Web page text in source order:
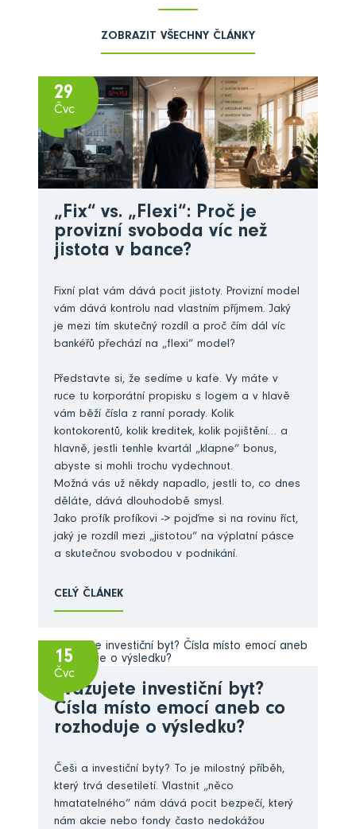
ZOBRAZIT VŠECHNY ČLÁNKY
29
Čvc
„Fix“ vs. „Flexi“: Proč je
provizní svoboda víc než
jistota v bance?
Fixní plat vám dává pocit jistoty. Provizní model
vám dává kontrolu nad vlastním příjmem. Jaký
je mezi tím skutečný rozdíl a proč čím dál víc
bankéřů přechází na „flexi“ model?
Představte si, že sedíme u kafe. Vy máte v
ruce tu korporátní propisku s logem a v hlavě
vám běží čísla z ranní porady. Kolik
kontokorentů, kolik kreditek, kolik pojištění… a
hlavně, jestli tenhle kvartál „klapne“ bonus,
abyste si mohli trochu vydechnout.
Možná vás už někdy napadlo, jestli to, co dnes
děláte, dává dlouhodobě smysl.
Jako profík profíkovi -> pojďme si na rovinu říct,
jaký je rozdíl mezi „jistotou“ na výplatní pásce
a skutečnou svobodou v podnikání.
CELÝ ČLÁNEK
15
Čvc
Zvažujete investiční byt?
Čísla místo emocí aneb co
rozhoduje o výsledku?
Češi a investiční byty? To je milostný příběh,
který trvá desetiletí. Vlastnit „něco
hmatatelného“ nám dává pocit bezpečí, který
nám akcie nebo fondy často nedokážou